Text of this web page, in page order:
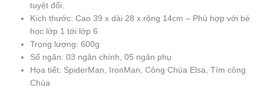
tuyệt đối.
Kích thước: Cao 39 x dài 28 x rộng 14cm – Phù hợp với bé
học lớp 1 tới lớp 6
Trọng lượng: 600g
Số ngăn: 03 ngăn chính, 05 ngăn phụ
Họa tiết: SpiderMan, IronMan, Công Chúa Elsa, Tím công
Chúa